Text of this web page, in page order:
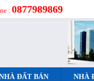
: 0877989869
ĐẤT BÁN NHÀ